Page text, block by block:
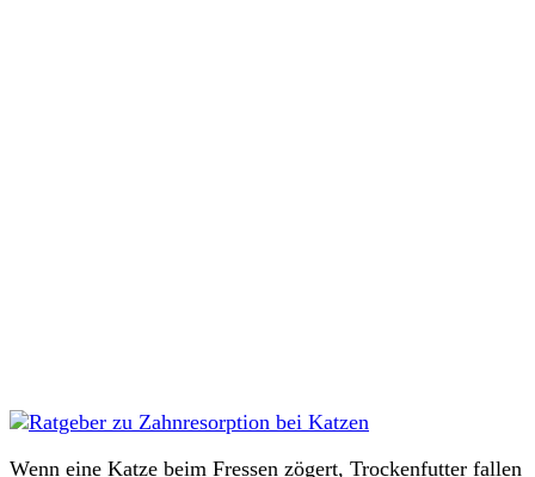
Wenn eine Katze beim Fressen zögert, Trockenfutter fallen